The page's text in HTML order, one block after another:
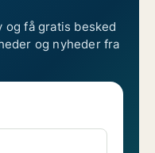
få gratis besked
og nyheder fra